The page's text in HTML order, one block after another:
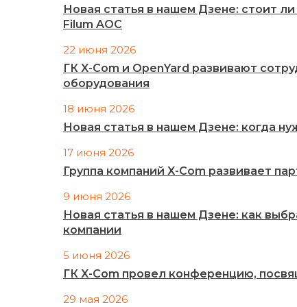
Новая статья в нашем Дзене: стоит
Filum AOC
22 июня 2026
ГК X-Com и OpenYard развивают
оборудования
18 июня 2026
Новая статья в нашем Дзене: когда
17 июня 2026
Группа компаний X-Com развивает
9 июня 2026
Новая статья в нашем Дзене: как
компании
5 июня 2026
ГК X-Com провел конференцию,
29 мая 2026